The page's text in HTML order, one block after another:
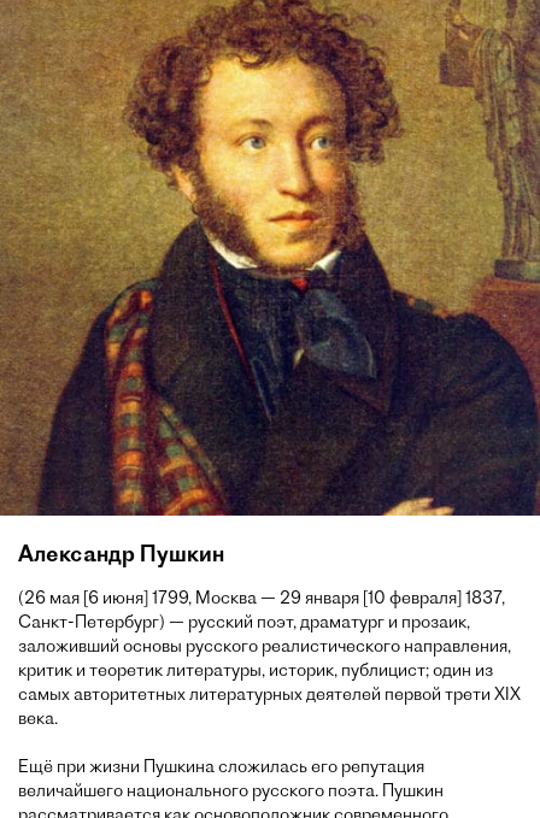
Александр Пушкин
(26 мая [6 июня] 1799, Москва — 29 января [10 февраля] 1837,
Санкт-Петербург) — русский поэт, драматург и прозаик,
заложивший основы русского реалистического направления,
критик и теоретик литературы, историк, публицист; один из
самых авторитетных литературных деятелей первой трети XIX
века.
Ещё при жизни Пушкина сложилась его репутация
величайшего национального русского поэта. Пушкин